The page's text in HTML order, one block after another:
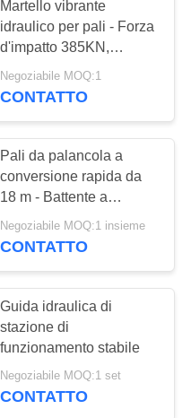
Martello vibrante
idraulico per pali - Forza
d'impatto 385KN,
capacità di profondità
12m
Negoziabile MOQ:1
CONTATTO
Pali da palancola a
conversione rapida da
18 m - Battente a
martello per palificazioni
efficienti
Negoziabile MOQ:1 insieme
CONTATTO
Guida idraulica di
stazione di
funzionamento stabile
Negoziabile MOQ:1 set
CONTATTO